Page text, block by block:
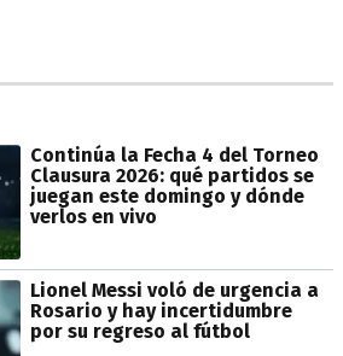
Continúa la Fecha 4 del Torneo
Clausura 2026: qué partidos se
juegan este domingo y dónde
verlos en vivo
Lionel Messi voló de urgencia a
Rosario y hay incertidumbre
por su regreso al fútbol